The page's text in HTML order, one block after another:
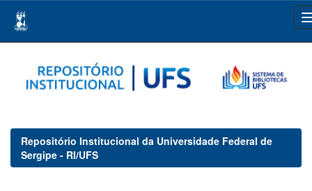
navigation
Repositório Institucional da Universidade Federal de
Sergipe - RI/UFS